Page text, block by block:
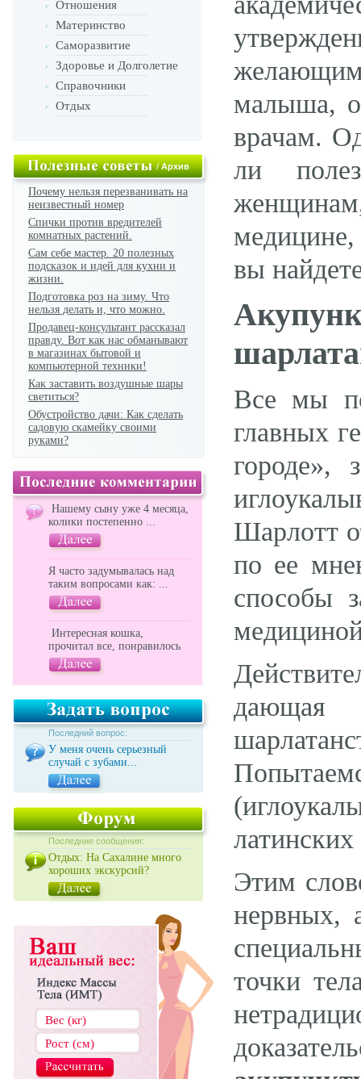
Отношения
Материнство
Саморазвитие
Здоровье и Долголетие
Справочники
Отдых
/Архив
Почему нельзя перезванивать на
неизвестный номер
Спички против вредителей
комнатных растений.
Сам себе мастер. 20 полезных
подсказок и идей для кухни и
жизни.
Подготовка роз на зиму. Что
нельзя делать и, что можно.
Продавец-консультант рассказал
правду. Вот как нас обманывают
в магазинах бытовой и
компьютерной техники!
Как заставить воздушные шары
светиться?
Обустройство дачи: Как сделать
садовую скамейку своими
руками?
Нашему сыну уже 4 месяца,
колики постепенно ...
Я часто задумывалась над
таким вопросами как: ...
Интересная кошка,
прочитал все, понравилось
Последний вопрос:
У меня очень серьезный
случай с зубами...
Последние сообщения:
Отдых: На Сахалине много
хороших экскурсий?
желающим
малыша,
врачам.
ли
вы
Все мы
главных
городе»,
Шарлотт
по ее
способы
дающая
Этим
нервных,
точки